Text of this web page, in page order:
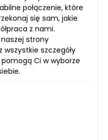
połączenie, które
się sam, jakie
z nami.
strony
szczegóły
Ci w wyborze